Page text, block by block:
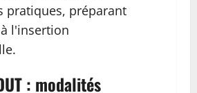
pratiques, préparant
l'insertion
: modalités